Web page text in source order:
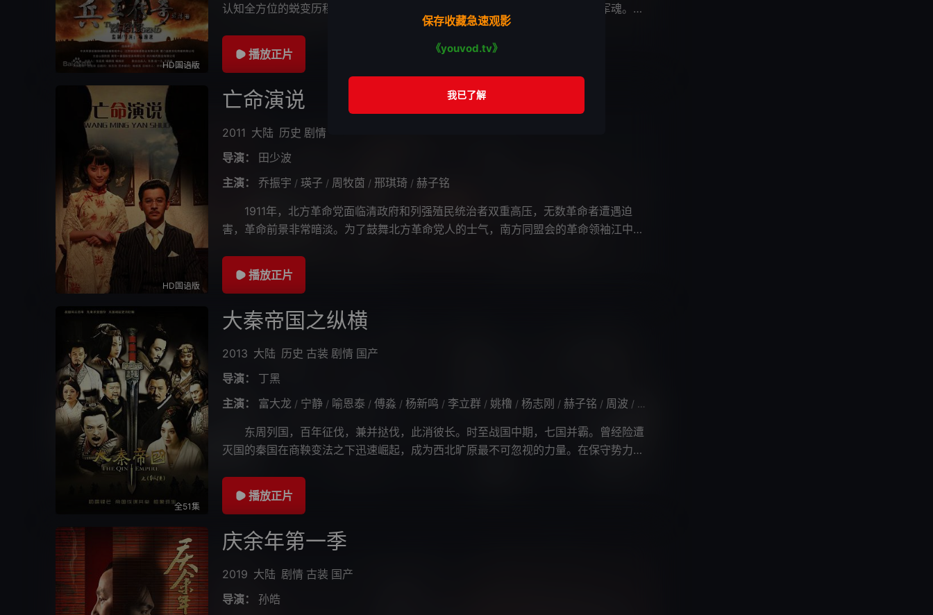
HD国语版
认知全方位的蜕变历程，通过生动形象的演绎，向我们展示了属于中国军人的军魂。青
年演员姜艺声在其中饰演性情好爽、敢作敢为、积极
播放正片
HD国语版
亡命演说
2011 大陆 历史 剧情
导演：
田少波
主演：
乔振宇 / 瑛子 / 周牧茵 / 邢琪琦 / 赫子铭
1911年，北方革命党面临清政府和列强殖民统治者双重高压，无数革命者遭遇迫
害，革命前景非常暗淡。为了鼓舞北方革命党人的士气，南方同盟会的革命领袖江中行
播放正片
全51集
大秦帝国之纵横
2013 大陆 历史 古装 剧情 国产
导演：
丁黑
主演：
富大龙 / 宁静 / 喻恩泰 / 傅淼 / 杨新鸣 / 李立群 / 姚橹 / 杨志刚 / 赫子铭 / 周波 / 田小冰
东周列国，百年征伐，兼并挞伐，此消彼长。时至战国中期，七国并霸。曾经险遭
灭国的秦国在商鞅变法之下迅速崛起，成为西北旷原最不可忽视的力量。在保守势力的
播放正片
庆余年第一季
2019 大陆 剧情 古装 国产
导演：
孙皓
保存收藏急速观影
《youvod.tv》